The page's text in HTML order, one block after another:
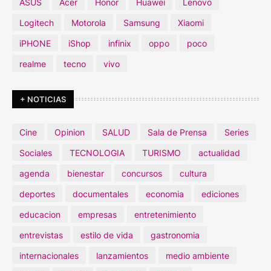
Logitech
Motorola Samsung
Xiaomi
iPHONE
iShop infinix oppo
poco
realme
tecno vivo
+ NOTICIAS
Cine Opinion SALUD Sala de Prensa
Series
Sociales
TECNOLOGIA TURISMO
actualidad
agenda
bienestar concursos
cultura
deportes
documentales economia
ediciones
educacion
empresas
entretenimiento
entrevistas
estilo de vida
gastronomia
internacionales
lanzamientos
medio ambiente